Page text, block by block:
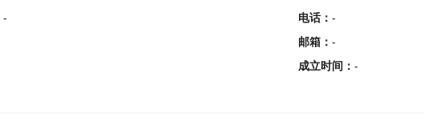
- 电话： -
邮箱 ： -
成立时间 ： -